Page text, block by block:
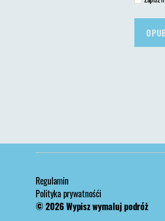
Regulamin
Polityka prywatnośći
© 2026Wypisz wymaluj podróż